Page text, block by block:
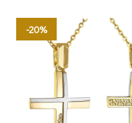
-20%